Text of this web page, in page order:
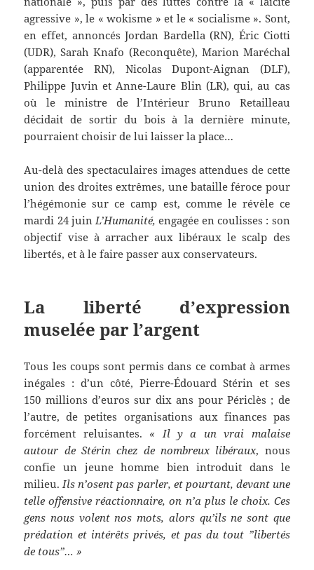
agressive », le « wokisme » et le « socialisme ». Sont,
en effet, annoncésJordan Bardella (RN), Éric Ciotti
(UDR), Sarah Knafo (Reconquête), Marion Maréchal
(apparentée RN), Nicolas Dupont-Aignan (DLF),
Philippe Juvin et Anne-Laure Blin (LR), qui, au cas
où le ministre de l’Intérieur Bruno Retailleau
décidait de sortir du bois à la dernière minute,
pourraient choisir de lui laisser la place…
Au-delà des spectaculaires images attendues de cette
union des droites extrêmes, une bataille féroce pour
l’hégémonie sur ce camp est, comme le révèle ce
mardi 24 juin L’Humanité, engagée en coulisses : son
objectif vise à arracher aux libéraux le scalp des
libertés, et à le faire passer aux conservateurs.
La liberté d’expression
muselée par l’argent
Tous les coups sont permis dans ce combat à armes
inégales : d’un côté, Pierre-Édouard Stérin et ses
150 millions d’euros sur dix ans pour Périclès ; de
l’autre, de petites organisations aux finances pas
forcément reluisantes. « Il y a un vrai malaise
autour de Stérin chez de nombreux libéraux, nous
confie un jeune homme bien introduit dans le
milieu. Ils n’osent pas parler, et pourtant, devant une
telle offensive réactionnaire, on n’a plus le choix. Ces
gens nous volent nos mots, alors qu’ils ne sont que
prédation et intérêts privés, et pas du tout ”libertés
de tous”… »